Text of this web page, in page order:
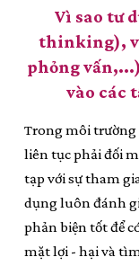
Trong môi trường
liên tục phải đối
tạp với sự tham
dụng luôn đánh
phản biện tốt để
mặt lợi - hại và
Vì sao tư
thinking),
phỏng
vào các